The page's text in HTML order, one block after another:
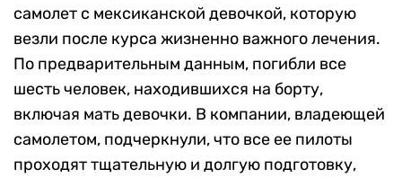
самолет с мексиканской девочкой, которую
везли после курса жизненно важного лечения.
По предварительным данным, погибли все
шесть человек, находившихся на борту,
включая мать девочки. В компании, владеющей
самолетом, подчеркнули, что все ее пилоты
проходят тщательную и долгую подготовку,